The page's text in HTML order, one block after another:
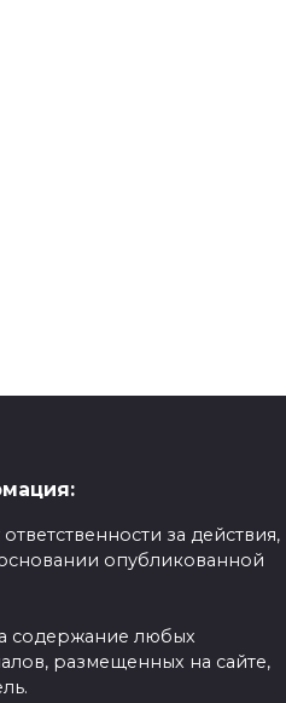
за действия,
опубликованной
содержание любых
размещенных на сайте,